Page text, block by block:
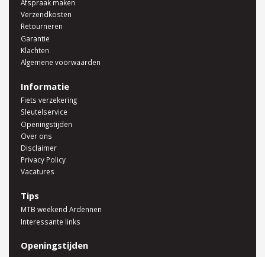
Afspraak maken
Verzendkosten
Retourneren
Garantie
Klachten
Algemene voorwaarden
Informatie
Fiets verzekering
Sleutelservice
Openingstijden
Over ons
Disclaimer
Privacy Policy
Vacatures
Tips
MTB weekend Ardennen
Interessante links
Openingstijden